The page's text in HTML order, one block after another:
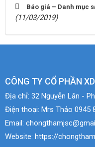
Báo giá – Danh mục
(11/03/2019)
CÔNG TY CỔ PHẦN
Địa chỉ: 32 Nguyễn Lân -
Điện thoại: Mrs Thảo 0945
Email:
Website: https://